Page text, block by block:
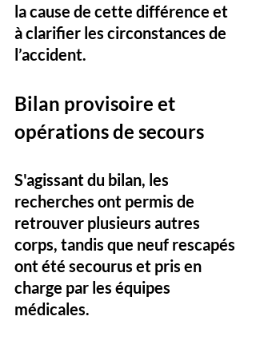
la cause de cette différence et
à clarifier les circonstances de
l’accident.
Bilan provisoire et
opérations de secours
S'agissant du bilan, les
recherches ont permis de
retrouver plusieurs autres
corps, tandis que neuf rescapés
ont été secourus et pris en
charge par les équipes
médicales.